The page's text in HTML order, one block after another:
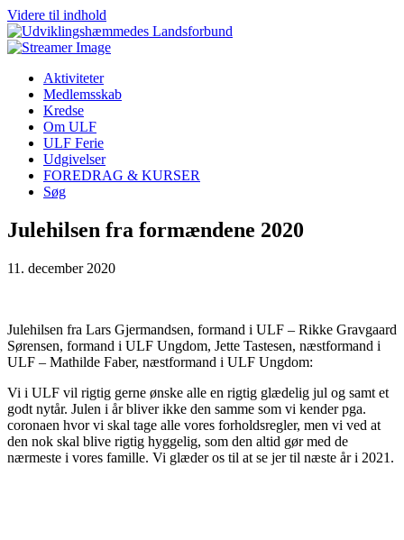
Videre til indhold
Aktiviteter
Medlemsskab
Kredse
Om ULF
ULF Ferie
Udgivelser
FOREDRAG & KURSER
Søg
Julehilsen fra formændene 2020
11. december 2020
Julehilsen fra Lars Gjermandsen, formand i ULF – Rikke Gravgaard
Sørensen, formand i ULF Ungdom, Jette Tastesen, næstformand i
ULF – Mathilde Faber, næstformand i ULF Ungdom:
Vi i ULF vil rigtig gerne ønske alle en rigtig glædelig jul og samt et
godt nytår. Julen i år bliver ikke den samme som vi kender pga.
coronaen hvor vi skal tage alle vores forholdsregler, men vi ved at
den nok skal blive rigtig hyggelig, som den altid gør med de
nærmeste i vores famille. Vi glæder os til at se jer til næste år i 2021.